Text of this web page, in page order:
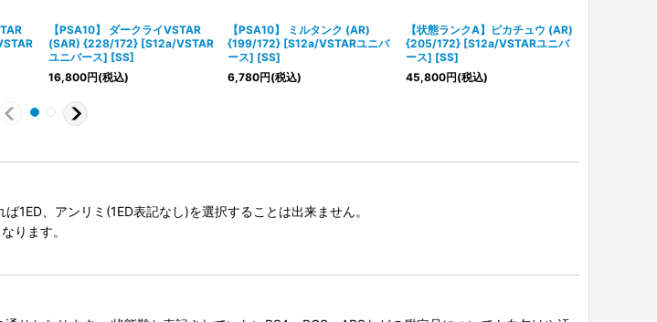
【PSA10】 ダークライVSTAR
(SAR) {228/172} [S12a/VSTAR
ユニバース] [SS]
16,800円(税込)
【PSA10】 ミルタンク (AR)
{199/172} [S12a/VSTARユニバ
ース] [SS]
6,780円(税込)
【状態ランクA】ピカチュウ (AR)
{205/172} [S12a/VSTARユニバ
ース] [SS]
45,800円(税込)
1ED、アンリミ(1ED表記なし)を選択することは出来ません。
ります。